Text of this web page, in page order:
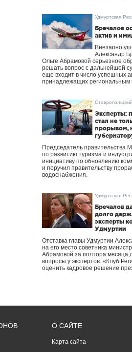
Удмуртская
Бречалов
актив и
Внезапно
Александр
Ольге Абрамовой серьезное
решать вопрос с дальнейшей
еще входит в число успешных
принадлежащих региональным
Эксперты:
стал не
прорывом,
Председатель правительства
по развитию туризма и
инициативу по обновлению
и поручил правительству
водоснабжения.
Удмуртская
Бречалов
долго
эксперты
Удмуртии
Отставка главы Удмуртии
на его место советника
Абрамовой за полтора месяца
вопросы у экспертов. «Клуб
оценить кадровое решение
О САЙТЕ
Карта сайта